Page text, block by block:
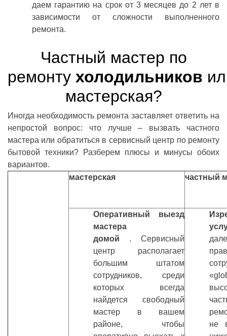
даем гарантию на срок от 3 месяцев до 2 лет в
зависимости от сложности выполненного
ремонта.
Частный мастер по
ремонту холодильников
мастерская?
Иногда необходимость ремонта заставляет ответить на
непростой вопрос: что лучше – вызвать частного
мастера или обратиться в сервисный центр по ремонту
бытовой техники? Разберем плюсы и минусы обоих
вариантов.
мастерская частный
Оперативный выезд
мастера
домой . Сервисный
центр располагает
большим штатом
сотрудников, среди
которых всегда
найдется свободный
мастер в вашем
районе, чтобы
не